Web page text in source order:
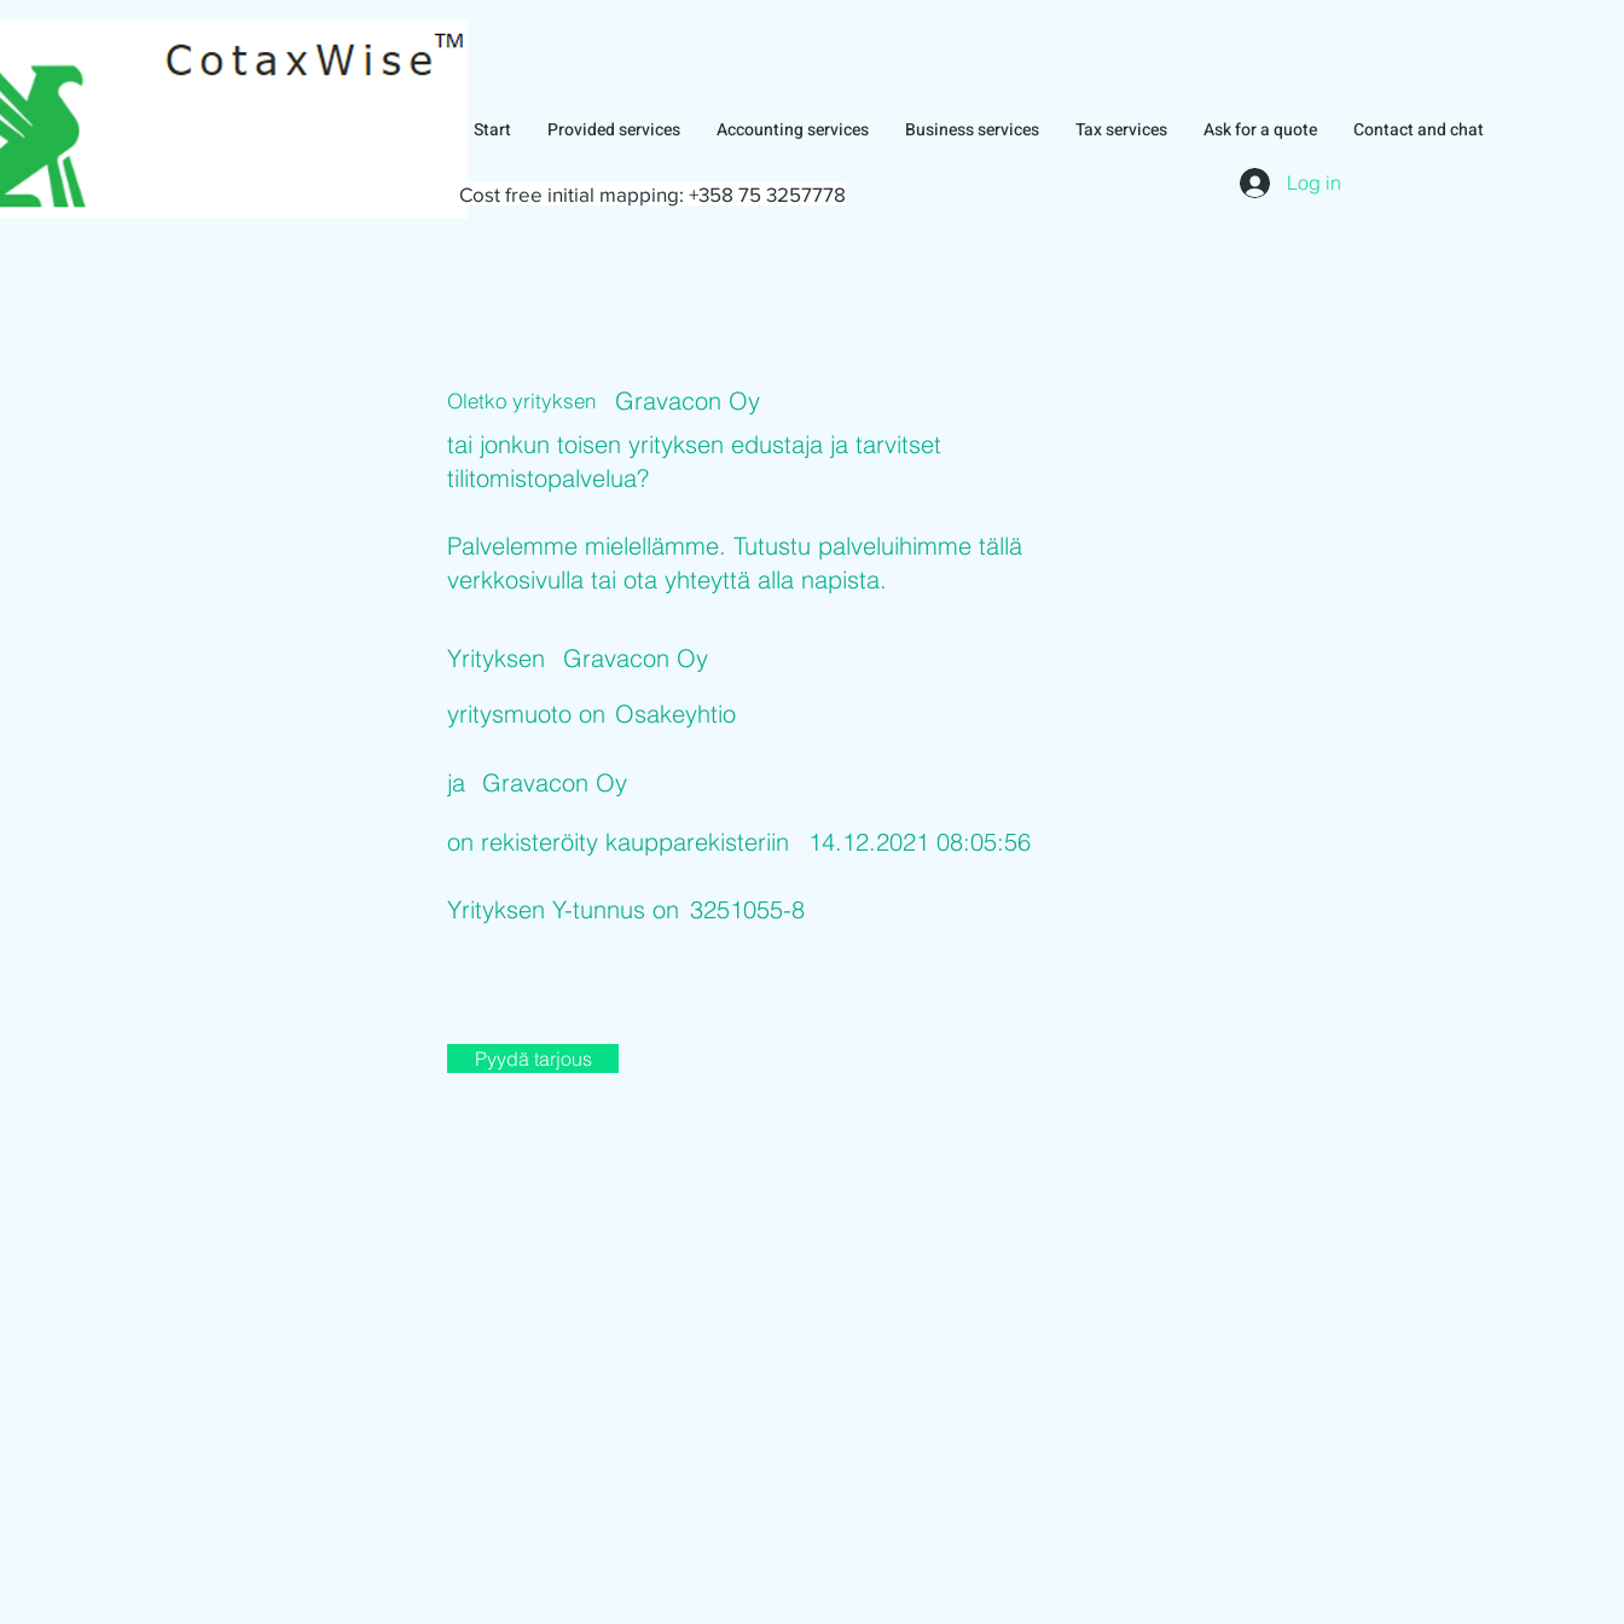
Start Provided services Accounting services Business services Tax services Ask for a quote Contact and chat
Log in
Cost free initial mapping: +358 75 3257778
Oletko yrityksen
tai jonkun toisen yrityksen edustaja ja tarvitset
tilitomistopalvelua?
Palvelemme mielellämme. Tutustu palveluihimme tällä
verkkosivulla tai ota yhteyttä alla napista.
Yrityksen
Osakeyhtio
yritysmuoto on
ja Gravacon Oy
on rekisteröity kaupparekisteriin
14.12.2021 08:05:56
Yrityksen Y-tunnus on 3251055-8
Pyydä tarjous
Gravacon Oy
Gravacon Oy